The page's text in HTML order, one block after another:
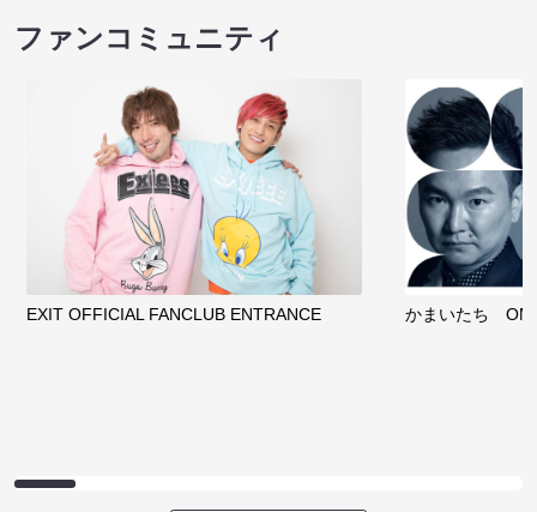
ファンコミュニティ
EXIT OFFICIAL FANCLUB ENTRANCE かまいたち